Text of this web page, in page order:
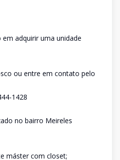
adquirir uma unidade
ou entre em contato pelo
1428
no bairro Meireles
máster com closet;